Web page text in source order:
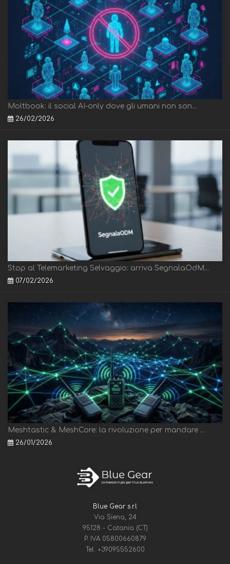
Moltbook: il social AI-only dove gli umani non son...
26/02/2026
Stop al Telemarketing Selvaggio: arriva SegnalaOdM...
07/02/2026
Meshtastic & MeshCore: la rivoluzione per mandare ...
26/01/2026
Blue Gear s.r.l
Via Siena, 24
95128 - Catania (CT)
P. IVA 05800660879
Tel.
+39095552600